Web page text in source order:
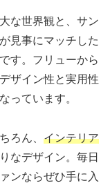
な世界観と、サン
見事にマッチした
です。フリューから
ザイン性と実用性
っています。
ろん、 インテリア
なデザイン。毎日
ンならぜひ手に入